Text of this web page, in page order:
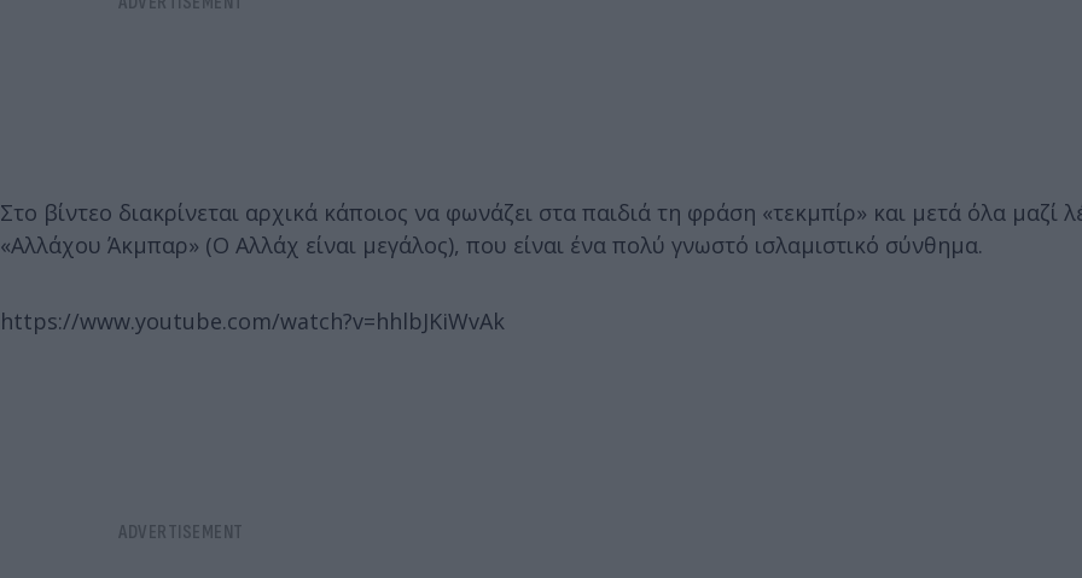
Στο βίντεο διακρίνεται αρχικά κάποιος να φωνάζει στα παιδιά τη φράση «τεκμπίρ» και μετά όλα μαζί
«Αλλάχου Άκμπαρ» (Ο Αλλάχ είναι μεγάλος), που είναι ένα πολύ γνωστό ισλαμιστικό σύνθημα.
https://www.youtube.com/watch?v=hhlbJKiWvAk